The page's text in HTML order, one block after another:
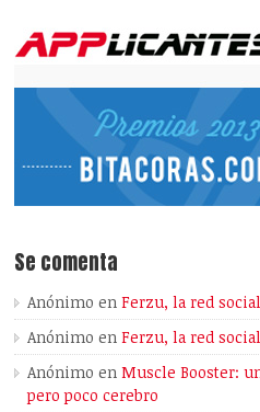
Se comenta
Anónimo enFerzu, la red
Anónimo enFerzu, la red
Anónimo enMuscle Booster:
pero poco cerebro